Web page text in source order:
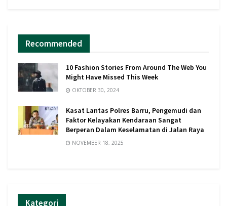
Recommended
10 Fashion Stories From Around The Web You
Might Have Missed This Week
OKTOBER 30, 2024
Kasat Lantas Polres Barru, Pengemudi dan
Faktor Kelayakan Kendaraan Sangat
Berperan Dalam Keselamatan di Jalan Raya
NOVEMBER 18, 2025
Kategori